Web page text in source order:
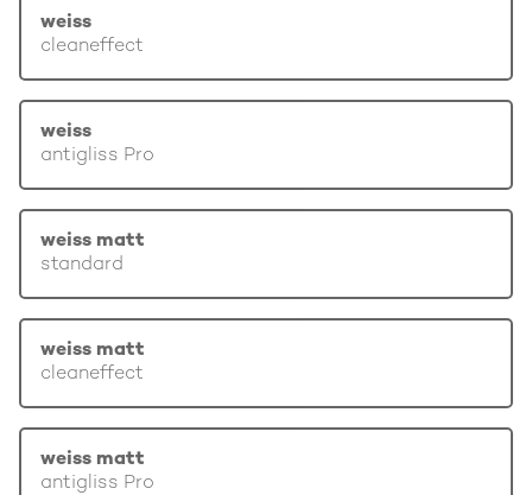
weiss
cleaneffect
weiss
antigliss Pro
weiss matt
standard
weiss matt
cleaneffect
weiss matt
antigliss Pro